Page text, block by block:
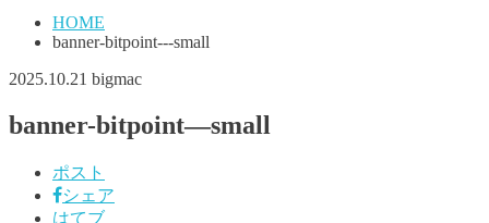
HOME
banner-bitpoint---small
2025.10.21 bigmac
banner-bitpoint—small
ポスト
シェア
はてブ